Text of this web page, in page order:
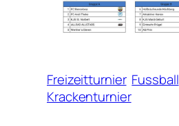
Freizeitturnier Fussball
Krackenturnier